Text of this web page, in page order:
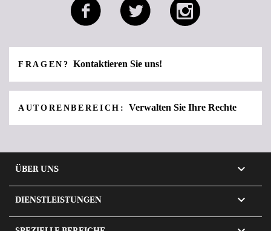
FRAGEN?Kontaktieren Sie uns!
AUTORENBEREICH: Verwalten Sie Ihre Rechte
ÜBER UNS 
DIENSTLEISTUNGEN 